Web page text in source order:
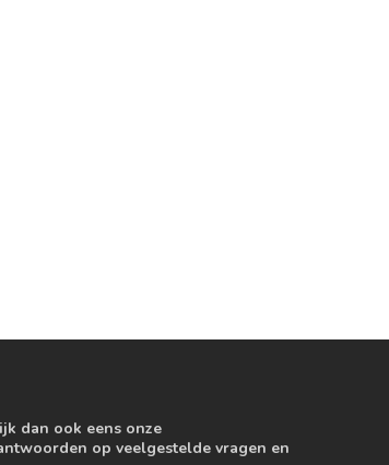
dan ook eens onze
op veelgestelde vragen en